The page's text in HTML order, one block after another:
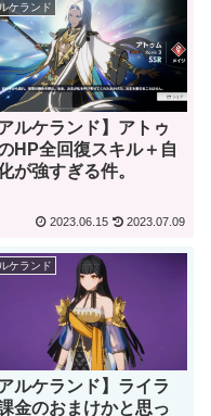
ケランド
アルケランド】アトゥ
HP全回復スキル＋自
が強すぎる件。
2023.06.15 2023.07.09
ケランド
アルケランド】ライラ
金のおまけかと思っ